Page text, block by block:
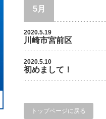
5月
2020.5.19
川崎市宮前区
2020.5.10
初めまして！
トップページに戻る